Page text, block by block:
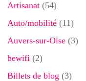
Artisanat (54)
Auto/mobilité (11)
Auvers-sur-Oise (3)
bewifi (2)
Billets de blog (3)